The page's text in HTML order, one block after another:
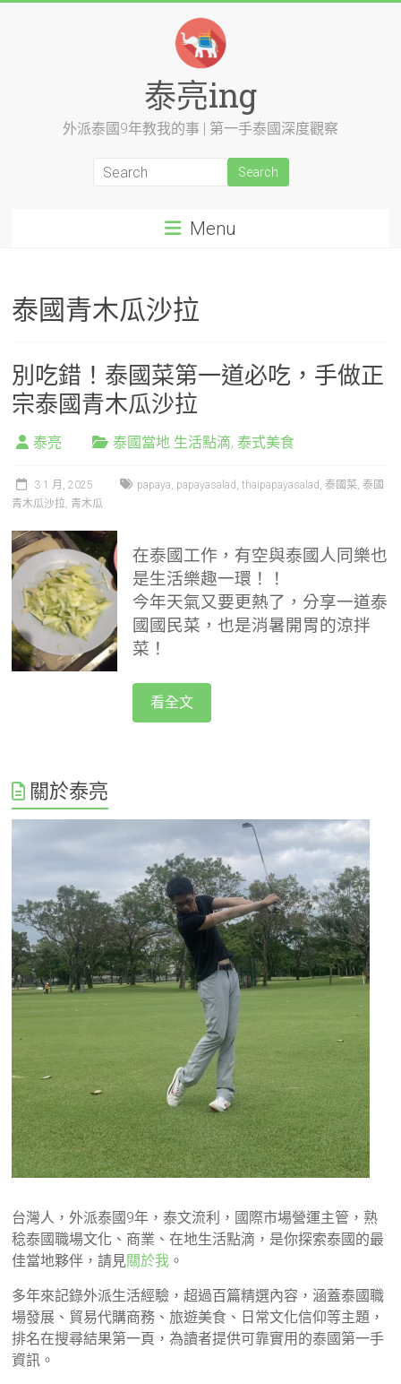
泰亮ing
外派泰國9年教我的事 | 第一手泰國深度觀察
Menu
泰國青木瓜沙拉
別吃錯！泰國菜第一道必吃，手做正
宗泰國青木瓜沙拉
泰亮 泰國當地 生活點滴,泰式美食
3 1 月, 2025 papaya, papayasalad ,thaipapayasalad ,泰國菜,泰國
青木瓜沙拉, 青木瓜
在泰國工作，有空與泰國人同樂也
是生活樂趣一環！！
今年天氣又要更熱了，分享一道泰
國國民菜，也是消暑開胃的涼拌
菜！
看全文
關於泰亮
台灣人，外派泰國9年，泰文流利，國際市場營運主管，熟
稔泰國職場文化、商業、在地生活點滴，是你探索泰國的最
佳當地夥伴，請見關於我 。
多年來記錄外派生活經驗，超過百篇精選內容，涵蓋泰國職
場發展、貿易代購商務、旅遊美食、日常文化信仰等主題，
排名在搜尋結果第一頁，為讀者提供可靠實用的泰國第一手
資訊。